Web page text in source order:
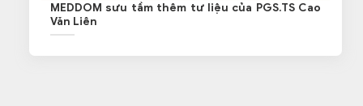
MEDDOM sưu tầm thêm tư liệu của PGS.TS Cao
Văn Liên